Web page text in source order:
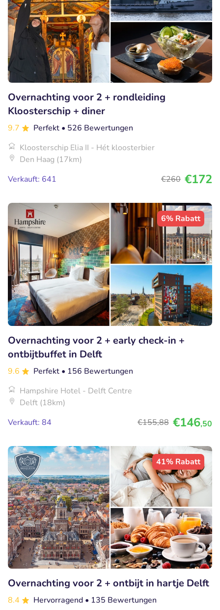
Overnachting voor 2 + rondleiding
Kloosterschip + diner
9.7 Perfekt • 526 Bewertungen
Kloosterschip Elia II - Hét kloosterbier
Den Haag (17km)
Verkauft: 641
€260 €172
6% Rabatt
Overnachting voor 2 + early check-in +
ontbijtbuffet in Delft
9.6 Perfekt • 156 Bewertungen
Hampshire Hotel - Delft Centre
Delft (18km)
Verkauft: 84
€155,88 €146,50
41% Rabatt
Overnachting voor 2 + ontbijt in hartje Delft
8.4 Hervorragend • 135 Bewertungen